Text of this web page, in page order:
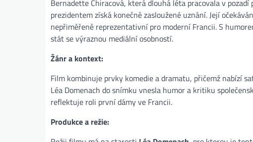
Bernadette Chiracová, která dlouhá léta pracovala v
prezidentem získá konečně zasloužené uznání. Její
nepřiměřeně reprezentativní pro moderní Francii. S
stát se výraznou mediální osobností​.
Žánr a kontext:
Film kombinuje prvky komedie a dramatu, přičemž nabízí
Léa Domenach do snímku vnesla humor a kritiku
reflektuje roli první dámy ve Francii​.
Produkce a režie: